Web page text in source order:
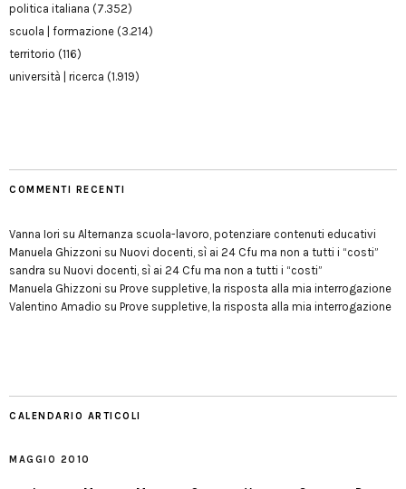
politica italiana (7.352)
scuola | formazione (3.214)
territorio (116)
università | ricerca (1.919)
COMMENTI RECENTI
Vanna Iori su Alternanza scuola-lavoro, potenziare contenuti educativi
Manuela Ghizzoni su Nuovi docenti, sì ai 24 Cfu ma non a tutti i “costi”
sandra su Nuovi docenti, sì ai 24 Cfu ma non a tutti i “costi”
Manuela Ghizzoni su Prove suppletive, la risposta alla mia interrogazione
Valentino Amadio su Prove suppletive, la risposta alla mia interrogazione
CALENDARIO ARTICOLI
MAGGIO 2010